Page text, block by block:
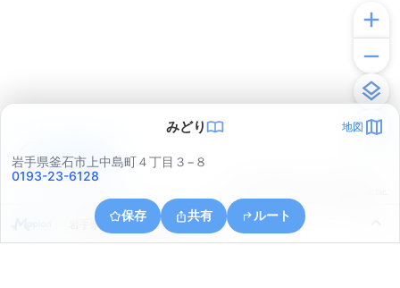
みどり 地図
岩手県釜石市上中島町４丁目３−８
0193-23-6128
保存 共有 ルート
岩手県釜石市源太沢町２丁目２
アプリで見る